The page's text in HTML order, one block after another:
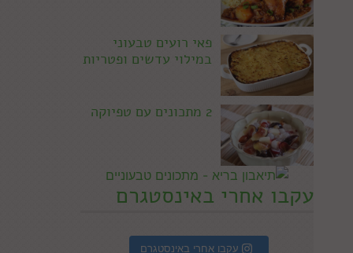
פאי רועים טבעוני
במילוי עדשים ופטריות
2 מתכונים עם טפיוקה
עקבו אחרי באינסטגרם
עקבו אחרי באינסטגרם